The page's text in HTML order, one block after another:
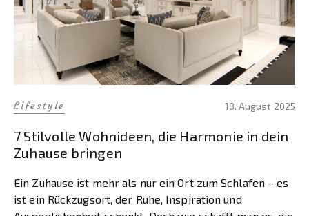
Lifestyle 18. August 2025
7 Stilvolle Wohnideen, die Harmonie in dein
Zuhause bringen
Ein Zuhause ist mehr als nur ein Ort zum Schlafen – es
ist ein Rückzugsort, der Ruhe, Inspiration und